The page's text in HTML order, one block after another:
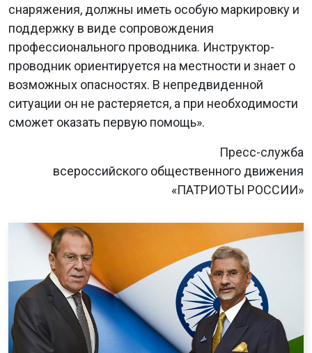
снаряжения, должны иметь особую маркировку и
поддержку в виде сопровождения
профессионального проводника. Инструктор-
проводник ориентируется на местности и знает о
возможных опасностях. В непредвиденной
ситуации он не растеряется, а при необходимости
сможет оказать первую помощь».
Пресс-служба
всероссийского общественного движения
«ПАТРИОТЫ РОССИИ»